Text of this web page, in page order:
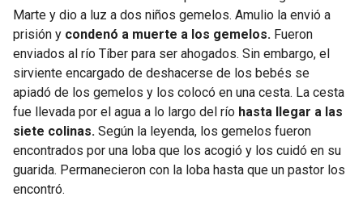
Marte y dio a luz a dos niños gemelos. Amulio la envió a
prisión y condenó a muerte a los gemelos. Fueron
enviados al río Tíber para ser ahogados. Sin embargo, el
sirviente encargado de deshacerse de los bebés se
apiadó de los gemelos y los colocó en una cesta. La cesta
fue llevada por el agua a lo largo del río hasta llegar a las
siete colinas. Según la leyenda, los gemelos fueron
encontrados por una loba que los acogió y los cuidó en su
guarida. Permanecieron con la loba hasta que un pastor los
encontró.